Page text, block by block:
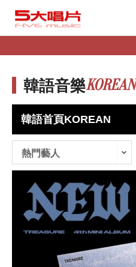
韓語音樂KOREAN
韓語首頁KOREAN
熱門藝人